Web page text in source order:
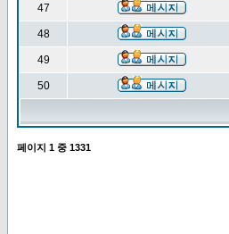
47
48
49
50
페이지 1 중 1331